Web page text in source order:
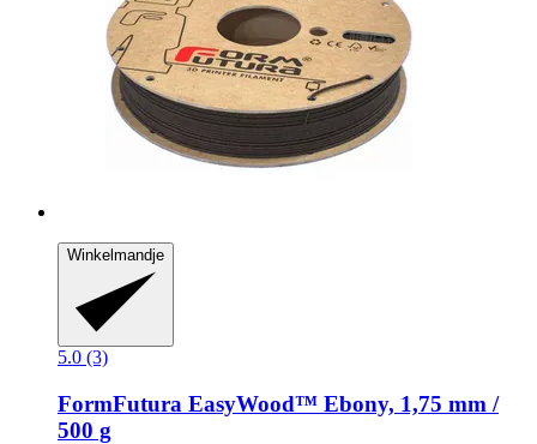
Winkelmandje
5.0 (3)
FormFutura EasyWood™ Ebony, 1,75 mm /
500 g